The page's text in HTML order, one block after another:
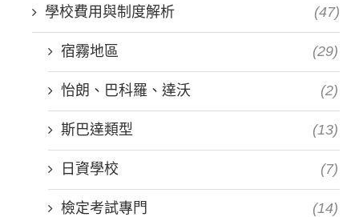
學校費用與制度解析 (47)
宿霧地區 (29)
怡朗、巴科羅、達沃 (2)
斯巴達類型 (13)
日資學校 (7)
檢定考試專門 (14)